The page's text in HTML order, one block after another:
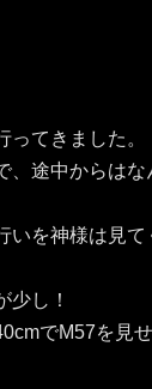
ってきました。
、途中からは
いを神様は見て
少し！
でM57を見